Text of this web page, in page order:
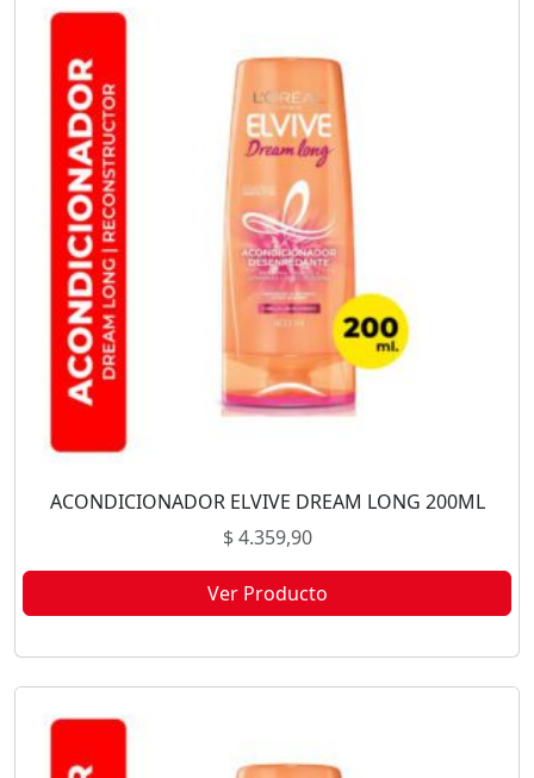
ACONDICIONADOR ELVIVE DREAM LONG 200ML
$4.359,90
Ver Producto